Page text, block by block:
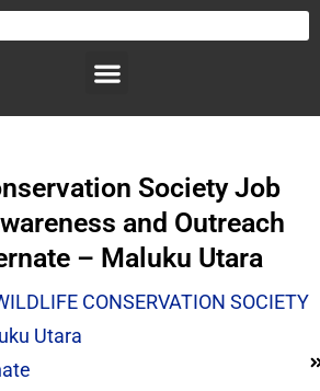
Society Job
and Outreach
– Maluku Utara
CONSERVATION SOCIETY
Utara